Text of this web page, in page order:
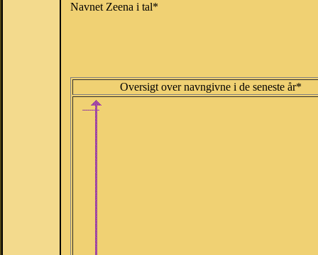
Navnet Zeena i tal*
Oversigt over navngivne i de seneste år*